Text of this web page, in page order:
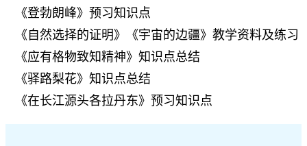
《登勃朗峰》预习知识点
《自然选择的证明》《宇宙的边疆》教学资料及练习
《应有格物致知精神》知识点总结
《驿路梨花》知识点总结
《在长江源头各拉丹东》预习知识点